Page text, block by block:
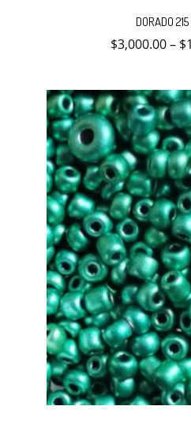
se
en
la
de
DORADO
$3,000.00– $